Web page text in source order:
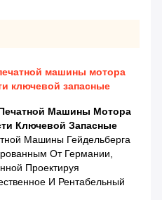
машины мотора
ключевой запасные
Машины Мотора
Ключевой Запасные
Машины Гейдельберга
От Германии,
Проектируя
И Рентабельный